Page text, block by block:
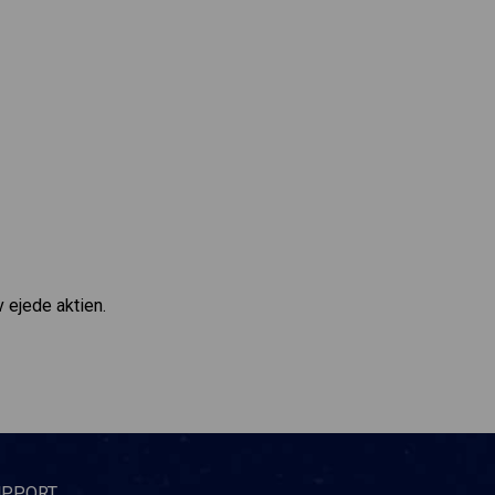
ejede aktien.